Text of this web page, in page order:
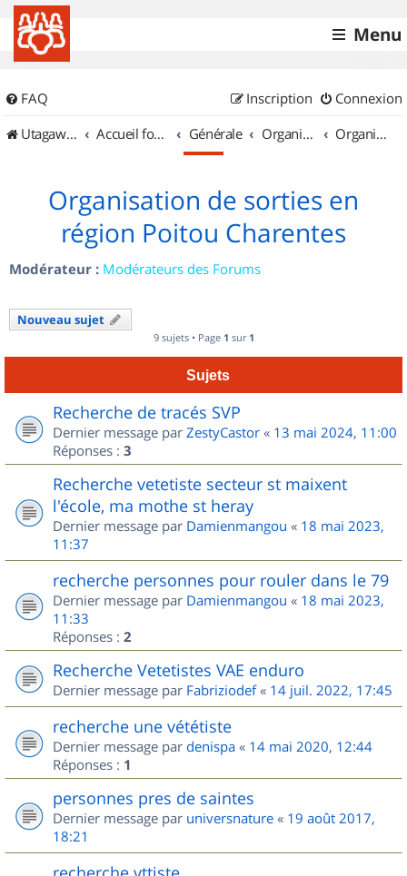
Menu
FAQ Connexion
Inscription
UtagawaVTT (Randos VTT et VTTAE avec traces GPS)
Accueil forum Générale Organisation de sorties & Recherche de partenaires Organisation de sorties en région Poitou Charentes
Organisation de sorties en
région Poitou Charentes
Modérateur : Modérateurs des Forums
Nouveau sujet
9 sujets • Page 1 sur 1
Sujets
Recherche de tracés SVP
Dernier message par ZestyCastor « 13 mai 2024, 11:00
Réponses : 3
Recherche vetetiste secteur st maixent
l'école, ma mothe st heray
Dernier message par Damienmangou « 18 mai 2023,
11:37
recherche personnes pour rouler dans le 79
Dernier message par Damienmangou « 18 mai 2023,
11:33
Réponses : 2
Recherche Vetetistes VAE enduro
Dernier message par Fabriziodef« 14 juil. 2022, 17:45
recherche une vététiste
Dernier message par denispa « 14 mai 2020, 12:44
Réponses : 1
personnes pres de saintes
Dernier message par universnature « 19 août 2017,
18:21